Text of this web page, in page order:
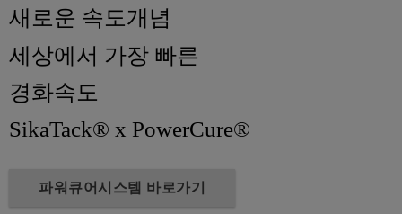
새로운 속도개념
세상에서 가장 빠른
경화속도
SikaTack® x PowerCure®
파워큐어시스템 바로가기